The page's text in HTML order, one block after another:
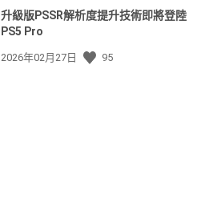
升級版PSSR解析度提升技術即將登陸
PS5 Pro
發
2026年02月27日 95